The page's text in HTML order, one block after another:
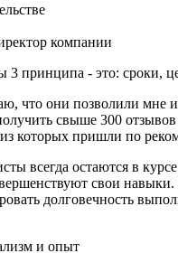
компании
3 принципа - это: сроки,
что они позволили мне
свыше 300
которых пришли по
всегда остаются в
свои навыки.
долговечность